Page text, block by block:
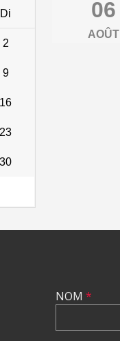
Di
2
9
16
23
30
06
AOÛT
NOM *